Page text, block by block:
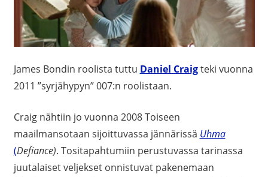
James Bondin roolista tuttu Daniel Craigteki vuonna
2011 ”syrjähypyn” 007:n roolistaan.
Craig nähtiin jo vuonna 2008 Toiseen
maailmansotaan sijoittuvassa jännärissä Uhma
(Defiance). Tositapahtumiin perustuvassa tarinassa
juutalaiset veljekset onnistuvat pakenemaan